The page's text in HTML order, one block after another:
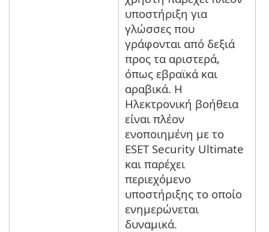
υποστήριξη για
γλώσσες που
γράφονται από δεξιά
προς τα αριστερά,
όπως εβραϊκά και
αραβικά. Η
Ηλεκτρονική βοήθεια
είναι πλέον
ενοποιημένη με το
ESET Security Ultimate
και παρέχει
περιεχόμενο
υποστήριξης το οποίο
ενημερώνεται
δυναμικά.